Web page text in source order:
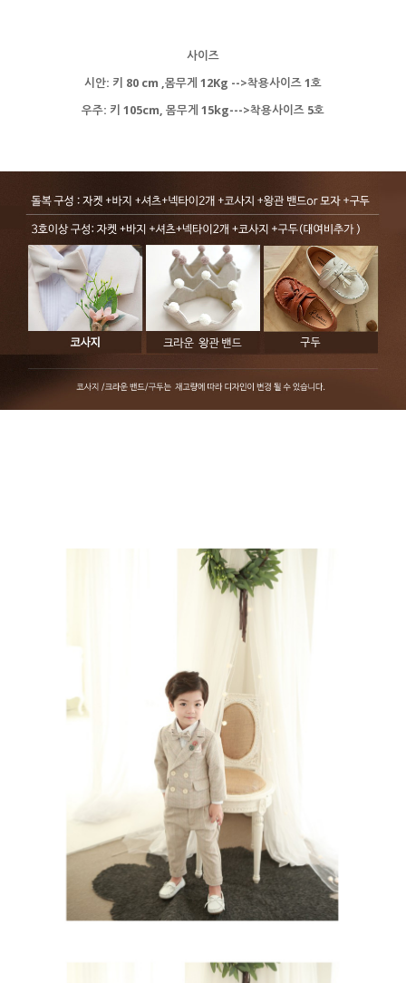
사이즈
시안: 키 80 cm ,몸무게 12Kg -->착용사이즈 1호
우주: 키 105cm, 몸무게 15kg--->착용사이즈 5호